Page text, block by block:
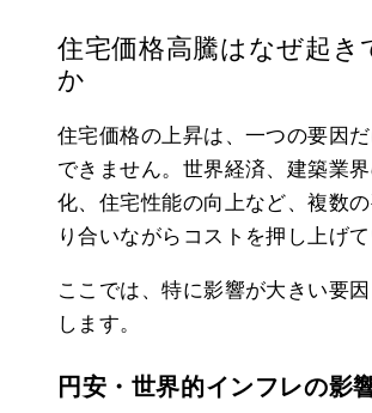
住宅価格高騰はなぜ起き
か
住宅価格の上昇は、一つの要因
できません。世界経済、建築業
化、住宅性能の向上など、複数
り合いながらコストを押し上げて
ここでは、特に影響が大きい要
します。
円安・世界的インフレの影